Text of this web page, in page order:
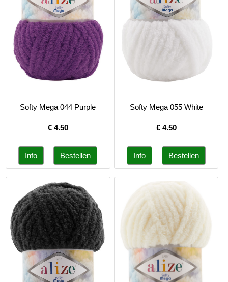
Softy Mega 044 Purple
€ 4.50
Softy Mega 055 White
€ 4.50